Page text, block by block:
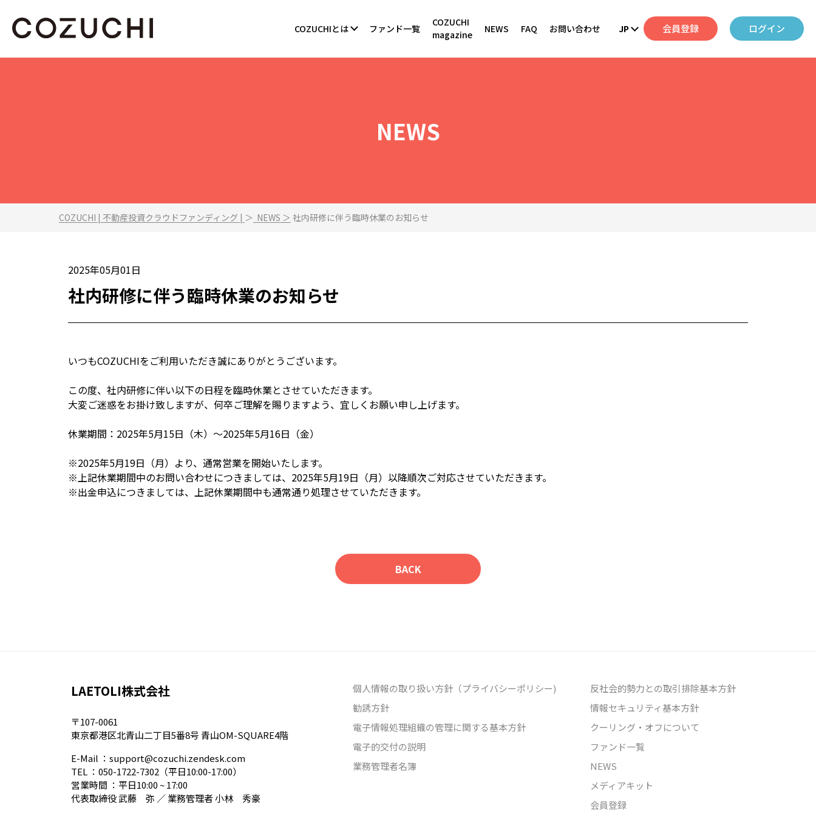
COZUCHIとは ファンド一覧
COZUCHI
magazine
NEWS FAQ お問い合わせ JP 会員登録 ログイン
NEWS
COZUCHI | 不動産投資クラウドファンディング | ＞ NEWS ＞ 社内研修に伴う臨時休業のお知らせ
2025年05月01日
社内研修に伴う臨時休業のお知らせ
いつもCOZUCHIをご利用いただき誠にありがとうございます。
この度、社内研修に伴い以下の日程を臨時休業とさせていただきます。
大変ご迷惑をお掛け致しますが、何卒ご理解を賜りますよう、宜しくお願い申し上げます。
休業期間：2025年5月15日（木）～2025年5月16日（金）
※2025年5月19日（月）より、通常営業を開始いたします。
※上記休業期間中のお問い合わせにつきましては、2025年5月19日（月）以降順次ご対応させていただきます。
※出金申込につきましては、上記休業期間中も通常通り処理させていただきます。
BACK
LAETOLI株式会社
〒107-0061
東京都港区北青山二丁目5番8号 青山OM-SQUARE4階
E-Mail ： support@cozuchi.zendesk.com
TEL ： 050-1722-7302 （平日10:00-17:00）
営業時間 ：平日10:00 ~ 17:00
代表取締役 武藤 弥 ／ 業務管理者 小林 秀豪
個人情報の取り扱い方針（プライバシーポリシー)
勧誘方針
電子情報処理組織の管理に関する基本方針
電子的交付の説明
業務管理者名簿
反社会的勢力との取引排除基本方針
情報セキュリティ基本方針
クーリング・オフについて
ファンド一覧
NEWS
メディアキット
会員登録